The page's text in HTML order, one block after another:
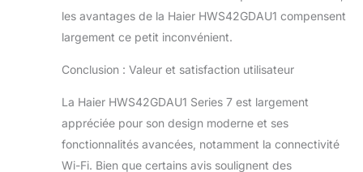
les avantages de la Haier HWS42GDAU1 compensent
largement ce petit inconvénient.
Conclusion : Valeur et satisfaction utilisateur
La Haier HWS42GDAU1 Series 7 est largement
appréciée pour son design moderne et ses
fonctionnalités avancées, notamment la connectivité
Wi-Fi. Bien que certains avis soulignent des